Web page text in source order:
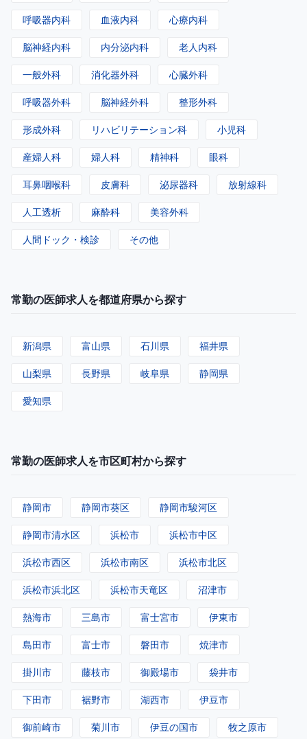
呼吸器内科 血液内科 心療内科
脳神経内科 内分泌内科 老人内科
一般外科 消化器外科 心臓外科
呼吸器外科 脳神経外科 整形外科
形成外科 リハビリテーション科 小児科
産婦人科 婦人科 精神科 眼科
耳鼻咽喉科 皮膚科 泌尿器科 放射線科
人工透析 麻酔科 美容外科
人間ドック・検診 その他
常勤の医師求人を都道府県から探す
新潟県 富山県 石川県 福井県
山梨県 長野県 岐阜県 静岡県
愛知県
常勤の医師求人を市区町村から探す
静岡市 静岡市葵区 静岡市駿河区
静岡市清水区 浜松市 浜松市中区
浜松市西区 浜松市南区 浜松市北区
浜松市浜北区 浜松市天竜区 沼津市
熱海市 三島市 富士宮市 伊東市
島田市 富士市 磐田市 焼津市
掛川市 藤枝市 御殿場市 袋井市
下田市 裾野市 湖西市 伊豆市
御前崎市 菊川市 伊豆の国市 牧之原市